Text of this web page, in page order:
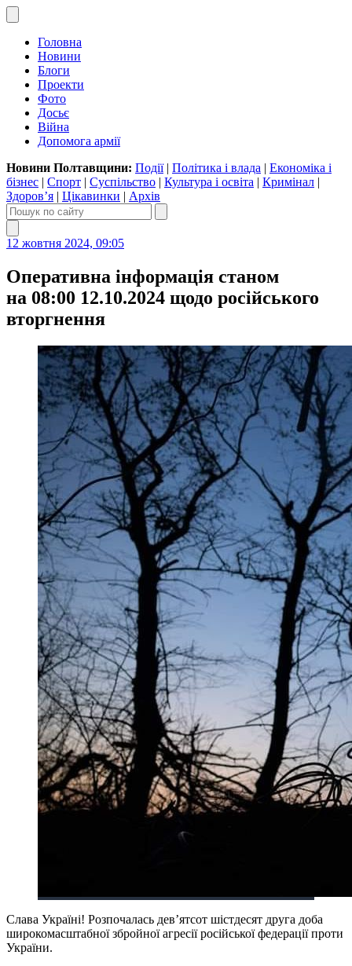
Головна
Новини
Блоги
Проекти
Фото
Досьє
Війна
Допомога армії
Новини Полтавщини: Події| Політика і влада | Економіка і
бізнес | Спорт | Суспільство | Культура і освіта | Кримінал |
Здоров’я | Цікавинки | Архів
12 жовтня 2024, 09:05
Оперативна інформація станом
на 08:00 12.10.2024 щодо російського
вторгнення
Слава Україні! Розпочалась дев’ятсот шістдесят друга доба
широкомасштабної збройної агресії російської федерації проти
України.